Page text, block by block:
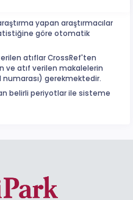
yapan araştırmacılar
göre otomatik
atıflar CrossRef'ten
ve atıf verilen makalelerin
numarası) gerekmektedir.
belirli periyotlar ile sisteme